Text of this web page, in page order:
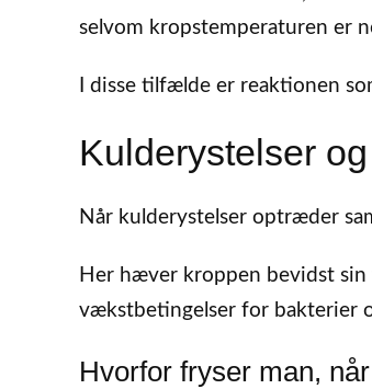
selvom kropstemperaturen er
I disse tilfælde er reaktionen
Kulderystelser
Når kulderystelser optræder
Her hæver kroppen bevidst
vækstbetingelser for bakterier
Hvorfor fryser man,